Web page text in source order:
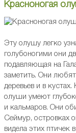
Красноногая
Эту олушу легко
голубоногими они
подавляющая на
заметить. Они любят
деревьев и в
олуши умеют
и кальмаров. Они
Сеймур, островках
видела этих птичек